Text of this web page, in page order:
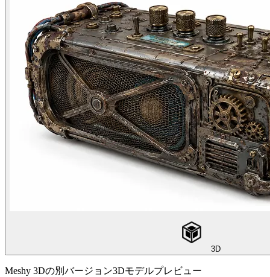
3D
Meshy 3Dの別バージョン3Dモデルプレビュー